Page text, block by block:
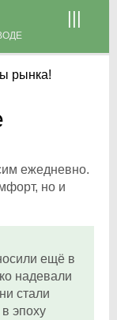
рынка!
ежедневно.
но и
ещё в
надевали
стали
эпоху